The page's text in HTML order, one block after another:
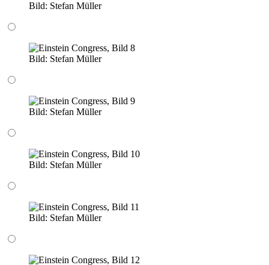
Bild: Stefan Müller
Bild: Stefan Müller
Bild: Stefan Müller
Bild: Stefan Müller
Bild: Stefan Müller